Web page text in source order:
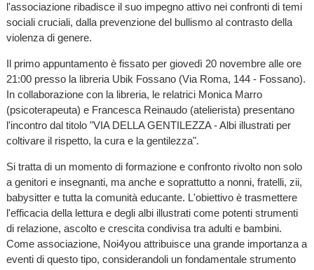
l'associazione ribadisce il suo impegno attivo nei confronti di temi
sociali cruciali, dalla prevenzione del bullismo al contrasto della
violenza di genere.
Il primo appuntamento è fissato per giovedì 20 novembre alle ore
21:00 presso la libreria Ubik Fossano (Via Roma, 144 - Fossano).
In collaborazione con la libreria, le relatrici Monica Marro
(psicoterapeuta) e Francesca Reinaudo (atelierista) presentano
l'incontro dal titolo "VIA DELLA GENTILEZZA - Albi illustrati per
coltivare il rispetto, la cura e la gentilezza".
Si tratta di un momento di formazione e confronto rivolto non solo
a genitori e insegnanti, ma anche e soprattutto a nonni, fratelli, zii,
babysitter e tutta la comunità educante. L'obiettivo è trasmettere
l'efficacia della lettura e degli albi illustrati come potenti strumenti
di relazione, ascolto e crescita condivisa tra adulti e bambini.
Come associazione, Noi4you attribuisce una grande importanza a
eventi di questo tipo, considerandoli un fondamentale strumento